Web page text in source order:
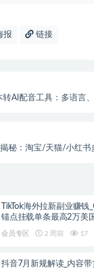
报 链接
转AI配音工具：多语言
秘：淘宝/天猫/小红书
TikTok海外拉新副业赚钱
锚点挂载单条最高2万美
会员专区 2 周前 17
抖音7月新规解读_内容